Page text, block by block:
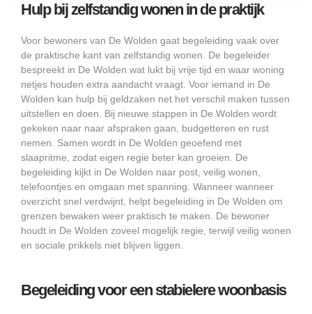
Hulp bij zelfstandig wonen in de praktijk
Voor bewoners van De Wolden gaat begeleiding vaak over
de praktische kant van zelfstandig wonen. De begeleider
bespreekt in De Wolden wat lukt bij vrije tijd en waar woning
netjes houden extra aandacht vraagt. Voor iemand in De
Wolden kan hulp bij geldzaken net het verschil maken tussen
uitstellen en doen. Bij nieuwe stappen in De Wolden wordt
gekeken naar naar afspraken gaan, budgetteren en rust
nemen. Samen wordt in De Wolden geoefend met
slaapritme, zodat eigen regie beter kan groeien. De
begeleiding kijkt in De Wolden naar post, veilig wonen,
telefoontjes en omgaan met spanning. Wanneer wanneer
overzicht snel verdwijnt, helpt begeleiding in De Wolden om
grenzen bewaken weer praktisch te maken. De bewoner
houdt in De Wolden zoveel mogelijk regie, terwijl veilig wonen
en sociale prikkels niet blijven liggen.
Begeleiding voor een stabielere woonbasis